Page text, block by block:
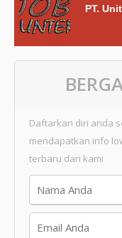
PT.
Daftarkan diri anda
mendapatkan info
terbaru dari kami